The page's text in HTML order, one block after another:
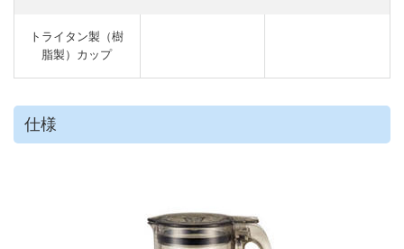
トライタン製（樹
脂製）カップ
仕様